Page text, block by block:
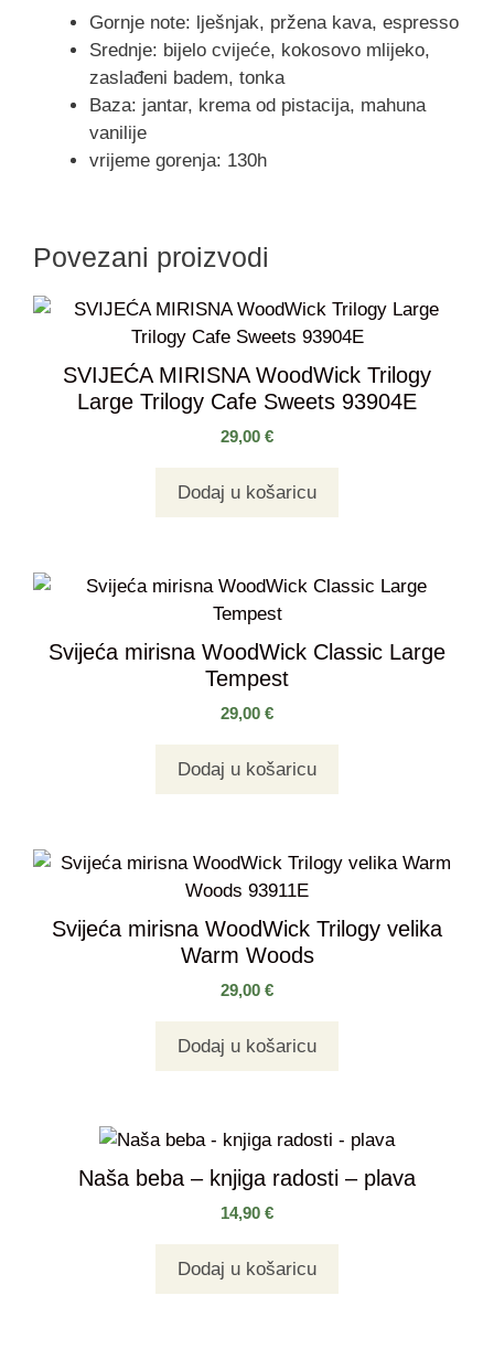
Gornje note: lješnjak, pržena kava, espresso
Srednje: bijelo cvijeće, kokosovo mlijeko,
zaslađeni badem, tonka
Baza: jantar, krema od pistacija, mahuna
vanilije
vrijeme gorenja: 130h
Povezani proizvodi
SVIJEĆA MIRISNA WoodWick Trilogy
Large Trilogy Cafe Sweets 93904E
29,00 €
Dodaj u košaricu
Svijeća mirisna WoodWick Classic Large
Tempest
29,00 €
Dodaj u košaricu
Svijeća mirisna WoodWick Trilogy velika
Warm Woods
29,00 €
Dodaj u košaricu
Naša beba – knjiga radosti – plava
14,90 €
Dodaj u košaricu